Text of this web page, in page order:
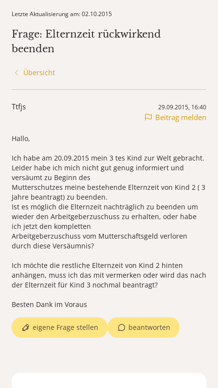
Letzte Aktualisierung am: 02.10.2015
Frage: Elternzeit rückwirkend
beenden
Übersicht
Ttfjs 29.09.2015, 16:40
Beitrag melden
Hallo,
Ich habe am 20.09.2015 mein 3 tes Kind zur Welt gebracht.
Leider habe ich mich nicht gut genug informiert und
versäumt zu Beginn des
Mutterschutzes meine bestehende Elternzeit von Kind 2 ( 3
Jahre beantragt) zu beenden.
Ist es möglich die Elternzeit nachträglich zu beenden um
wieder den Arbeitgeberzuschuss zu erhalten, oder habe
ich jetzt den kompletten
Arbeitgeberzuschuss vom Mutterschaftsgeld verloren
durch diese Versäumnis?
Ich möchte die restliche Elternzeit von Kind 2 hinten
anhängen, muss ich das mit vermerken oder wird das nach
der Elternzeit für Kind 3 nochmal beantragt?
Besten Dank im Voraus
beantworten
eigene Frage stellen